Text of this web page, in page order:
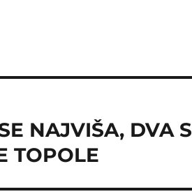
NAJVIŠA, DVA
TOPOLE